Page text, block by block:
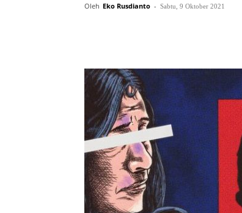
Oleh Eko Rusdianto - Sabtu, 9 Oktober 2021